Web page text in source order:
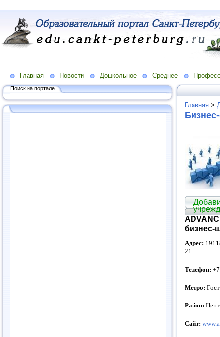
Главная Новости Дошкольное Среднее
Поиск на портале...
Главная >
бизнес-
Адрес:
21
Телефон:
Метро:
Район:
Сайт: